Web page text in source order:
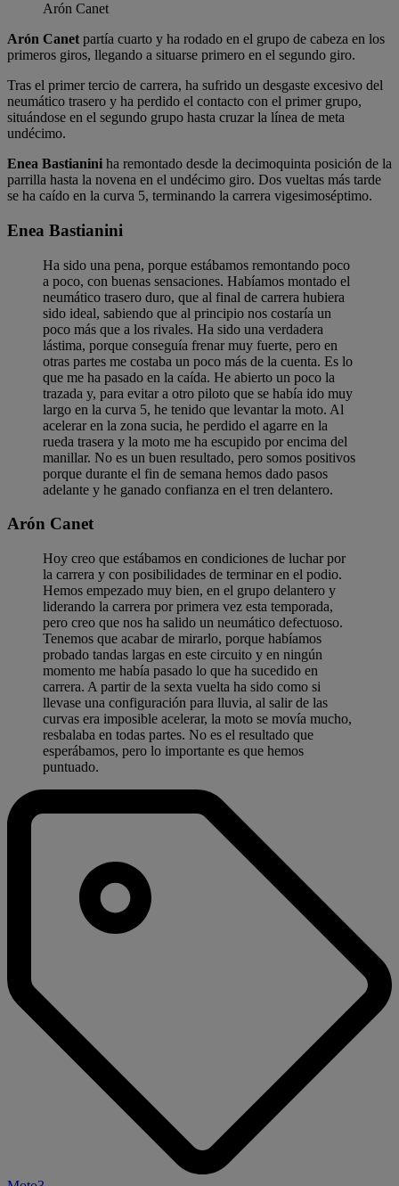
Arón Canet
Arón Canet partía cuarto y ha rodado en el grupo de cabeza en los
primeros giros, llegando a situarse primero en el segundo giro.
Tras el primer tercio de carrera, ha sufrido un desgaste excesivo del
neumático trasero y ha perdido el contacto con el primer grupo,
situándose en el segundo grupo hasta cruzar la línea de meta
undécimo.
Enea Bastianini ha remontado desde la decimoquinta posición de la
parrilla hasta la novena en el undécimo giro. Dos vueltas más tarde
se ha caído en la curva 5, terminando la carrera vigesimoséptimo.
Enea Bastianini
Ha sido una pena, porque estábamos remontando poco
a poco, con buenas sensaciones. Habíamos montado el
neumático trasero duro, que al final de carrera hubiera
sido ideal, sabiendo que al principio nos costaría un
poco más que a los rivales. Ha sido una verdadera
lástima, porque conseguía frenar muy fuerte, pero en
otras partes me costaba un poco más de la cuenta. Es lo
que me ha pasado en la caída. He abierto un poco la
trazada y, para evitar a otro piloto que se había ido muy
largo en la curva 5, he tenido que levantar la moto. Al
acelerar en la zona sucia, he perdido el agarre en la
rueda trasera y la moto me ha escupido por encima del
manillar. No es un buen resultado, pero somos positivos
porque durante el fin de semana hemos dado pasos
adelante y he ganado confianza en el tren delantero.
Arón Canet
Hoy creo que estábamos en condiciones de luchar por
la carrera y con posibilidades de terminar en el podio.
Hemos empezado muy bien, en el grupo delantero y
liderando la carrera por primera vez esta temporada,
pero creo que nos ha salido un neumático defectuoso.
Tenemos que acabar de mirarlo, porque habíamos
probado tandas largas en este circuito y en ningún
momento me había pasado lo que ha sucedido en
carrera. A partir de la sexta vuelta ha sido como si
llevase una configuración para lluvia, al salir de las
curvas era imposible acelerar, la moto se movía mucho,
resbalaba en todas partes. No es el resultado que
esperábamos, pero lo importante es que hemos
puntuado.